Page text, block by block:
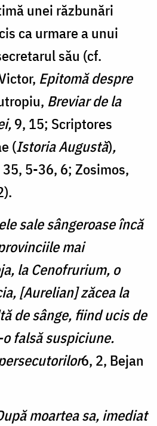
unei răzbunări
ca urmare a unui
său (cf.
Epitomă despre
Breviar de la
9, 15; Scriptores
(Istoria Augustă),
35, 5-36, 6; Zosimos,
sale sângeroase încă
mai
la Cenofrurium, o
[Aurelian] zăcea la
de sânge, fiind ucis de
falsă suspiciune.
6, 2, Bejan
moartea sa, imediat